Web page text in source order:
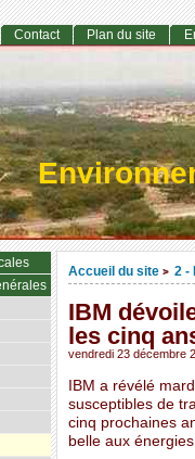
Accueil du site > 2 -
IBM
les cinq
vendredi 23 décembre
IBM a révélé
susceptibles de
cinq prochaines
belle aux
Contact Plan du site